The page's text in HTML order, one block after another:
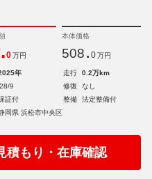
.0 万円
本体価格
508. 0 万円
年 走行
0.2万km
9 修復
なし
証付 整備
法定整備付
岡県 浜松市中央区
積もり・在庫確認